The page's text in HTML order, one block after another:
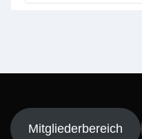
Mitgliederbereich